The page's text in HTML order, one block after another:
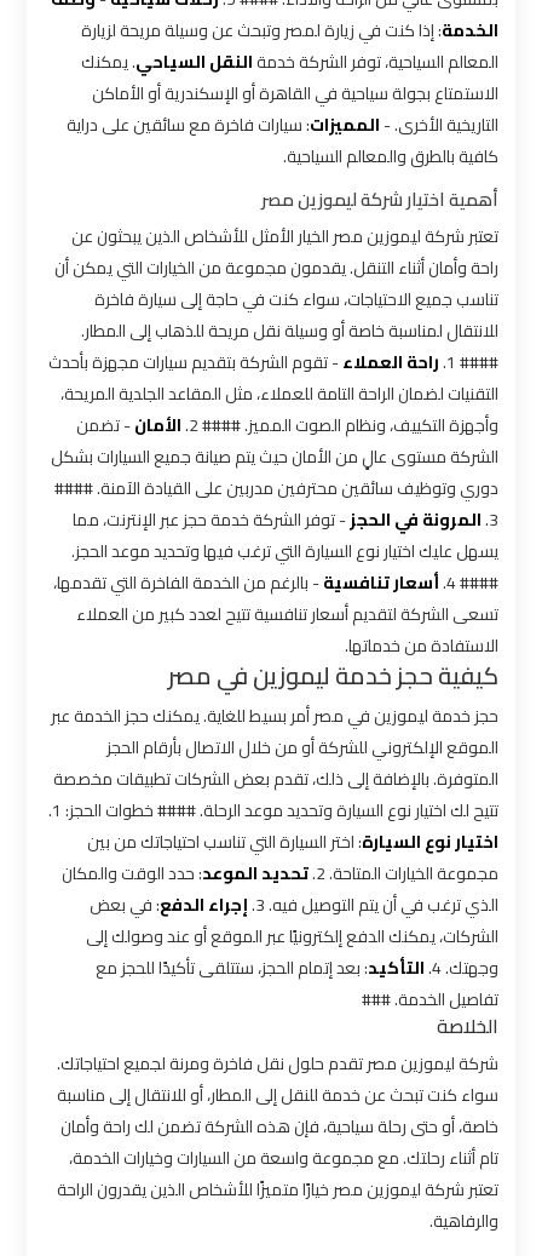
الخدمة: إذا كنت في زيارة لمصر وتبحث عن وسيلة مريحة لزيارة
المعالم السياحية، توفر الشركة خدمةالنقل السياحي. يمكنك
الاستمتاع بجولة سياحية في القاهرة أو الإسكندرية أو الأماكن
التاريخية الأخرى. -المميزات: سيارات فاخرة مع سائقين على دراية
كافية بالطرق والمعالم السياحية.
أهمية اختيار شركة ليموزين مصر
تعتبر شركة ليموزين مصر الخيار الأمثل للأشخاص الذين يبحثون عن
راحة وأمان أثناء التنقل. يقدمون مجموعة من الخيارات التي يمكن أن
تناسب جميع الاحتياجات، سواء كنت في حاجة إلى سيارة فاخرة
للانتقال لمناسبة خاصة أو وسيلة نقل مريحة للذهاب إلى المطار.
#### 1.
راحة العملاء- تقوم الشركة بتقديم سيارات مجهزة بأحدث
التقنيات لضمان الراحة التامة للعملاء، مثل المقاعد الجلدية المريحة،
وأجهزة التكييف، ونظام الصوت المميز. #### 2.
الأمان- تضمن
الشركة مستوى عالٍ من الأمان حيث يتم صيانة جميع السيارات بشكل
دوري وتوظيف سائقين محترفين مدربين على القيادة الآمنة. ####
3. المرونة في الحجز- توفر الشركة خدمة حجز عبر الإنترنت، مما
يسهل عليك اختيار نوع السيارة التي ترغب فيها وتحديد موعد الحجز.
#### 4.
أسعار تنافسية- بالرغم من الخدمة الفاخرة التي تقدمها،
تسعى الشركة لتقديم أسعار تنافسية تتيح لعدد كبير من العملاء
الاستفادة من خدماتها.
كيفية حجز خدمة ليموزين في مصر
حجز خدمة ليموزين في مصر أمر بسيط للغاية. يمكنك حجز الخدمة عبر
الموقع الإلكتروني للشركة أو من خلال الاتصال بأرقام الحجز
المتوفرة. بالإضافة إلى ذلك، تقدم بعض الشركات تطبيقات مخصصة
تتيح لك اختيار نوع السيارة وتحديد موعد الرحلة. #### خطوات الحجز: 1.
اختيار نوع السيارة: اختر السيارة التي تناسب احتياجاتك من بين
مجموعة الخيارات المتاحة. 2.
تحديد الموعد: حدد الوقت والمكان
الذي ترغب في أن يتم التوصيل فيه. 3.
إجراء الدفع: في بعض
الشركات، يمكنك الدفع إلكترونيًا عبر الموقع أو عند وصولك إلى
وجهتك. 4.
التأكيد: بعد إتمام الحجز، ستتلقى تأكيدًا للحجز مع
تفاصيل الخدمة. ###
الخلاصة
شركة ليموزين مصر تقدم حلول نقل فاخرة ومرنة لجميع احتياجاتك.
سواء كنت تبحث عن خدمة للنقل إلى المطار، أو للانتقال إلى مناسبة
خاصة، أو حتى رحلة سياحية، فإن هذه الشركة تضمن لك راحة وأمان
تام أثناء رحلتك. مع مجموعة واسعة من السيارات وخيارات الخدمة،
تعتبر شركة ليموزين مصر خيارًا متميزًا للأشخاص الذين يقدرون الراحة
والرفاهية.
شركه
ليموزين
القاهره
ليموزين
اسكندرية
القاهرة
ليموزين
الإسكندرية
القاهرة
ليموزين
الاسكندرية
القاهرة
ليموزين
الاسكندريه
الغردقه
ليموزين
الاسكندريه
السويس
ليموزين
الاسكندريه
الشيخ
ليموزين
الاسكندريه
مطروح
ليموزين